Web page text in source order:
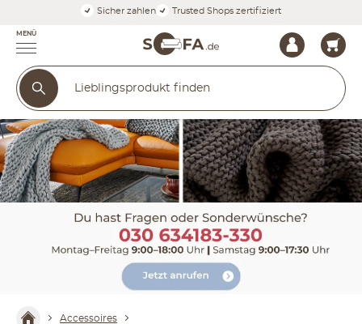
Sicher zahlen Trusted Shops zertifiziert
MENÜ
Accessoires